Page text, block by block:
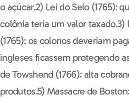
o açúcar.2) Lei do Selo (1765):
colônia teria um valor
(1765): os colonos deveriam
ingleses ficassem protegendo
de Towshend (1766): alta
produtos.5) Massacre de